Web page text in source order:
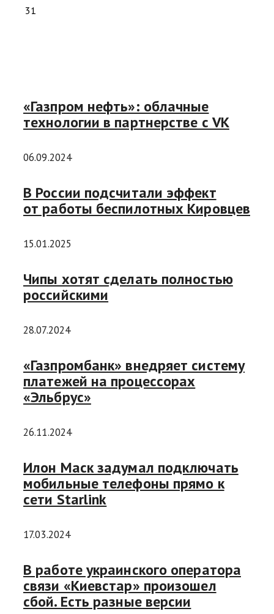
31
«Газпром нефть»: облачные
технологии в партнерстве с VK
06.09.2024
В России подсчитали эффект
от работы беспилотных Кировцев
15.01.2025
Чипы хотят сделать полностью
российскими
28.07.2024
«Газпромбанк» внедряет систему
платежей на процессорах
«Эльбрус»
26.11.2024
Илон Маск задумал подключать
мобильные телефоны прямо к
сети Starlink
17.03.2024
В работе украинского оператора
связи «Киевстар» произошел
сбой. Есть разные версии